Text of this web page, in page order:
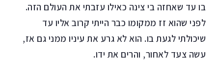
בו עד שאחזה בי צינה כאילו עזבתי את העולם הזה.
לפני שהוא זז ממקומו כבר הייתי קרוב אליו עד
שיכולתי לגעת בו. הוא לא גרע את עיניו ממני גם אז,
עשה צעד לאחור, והרים את ידו.